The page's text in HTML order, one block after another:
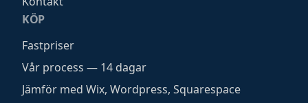
KÖP
Fastpriser
Vår process — 14 dagar
Jämför med Wix, Wordpress, Squarespace